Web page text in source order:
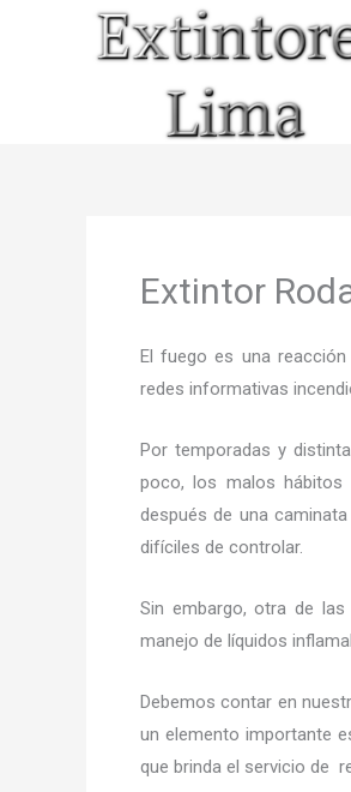
Extintor
El fuego es una
redes informativas
Por temporadas y
poco, los malos
después de una
difíciles de controlar.
Sin embargo, otra de
manejo de líquidos
Debemos contar en
un elemento importante
que brinda el servicio de